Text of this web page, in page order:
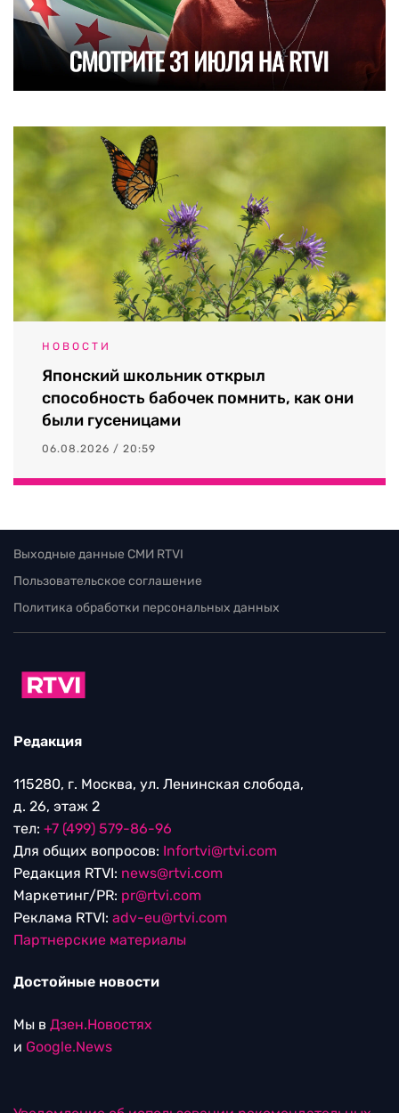
НОВОСТИ
Японский школьник открыл
способность бабочек помнить, как они
были гусеницами
06.08.2026 / 20:59
Выходные данные СМИ RTVI
Пользовательское соглашение
Политика обработки персональных данных
Редакция
115280, г. Москва, ул. Ленинская слобода,
д. 26, этаж 2
тел: +7 (499) 579-86-96
Для общих вопросов: Infortvi@rtvi.com
Редакция RTVI: news@rtvi.com
Маркетинг/PR: pr@rtvi.com
Реклама RTVI: adv-eu@rtvi.com
Партнерские материалы
Достойные новости
Мы в Дзен.Новостях
и Google.News